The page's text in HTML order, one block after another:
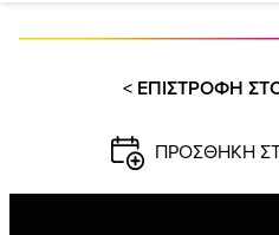
< ΕΠΙΣΤΡΟΦΗ
ΠΡΟΣΘΗΚΗ